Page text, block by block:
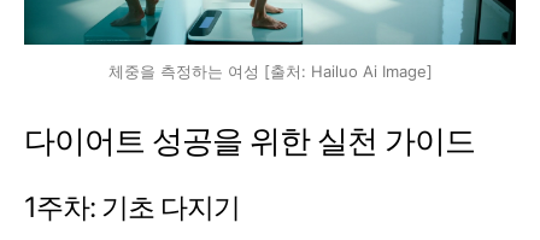
체중을 측정하는 여성 [출처: Hailuo Ai Image]
다이어트 성공을 위한 실천 가이드
1주차: 기초 다지기